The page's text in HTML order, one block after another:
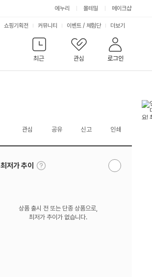
에누리 몰테일
메이크샵
최근
관심 로그인
쇼핑기획전 커뮤니티 이벤트 / 체험단 서
비
스
더보기
관심 공유 신고 인쇄
최저가 추이
툴
팁
알
상품 출시 전 또는 단종 상품으로,
최저가 추이가 없습니다.